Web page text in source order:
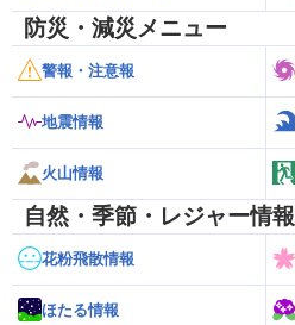
防災・減災メニュー
警報・注意報
地震情報
火山情報
自然・季節・レジャー情報
花粉飛散情報
ほたる情報